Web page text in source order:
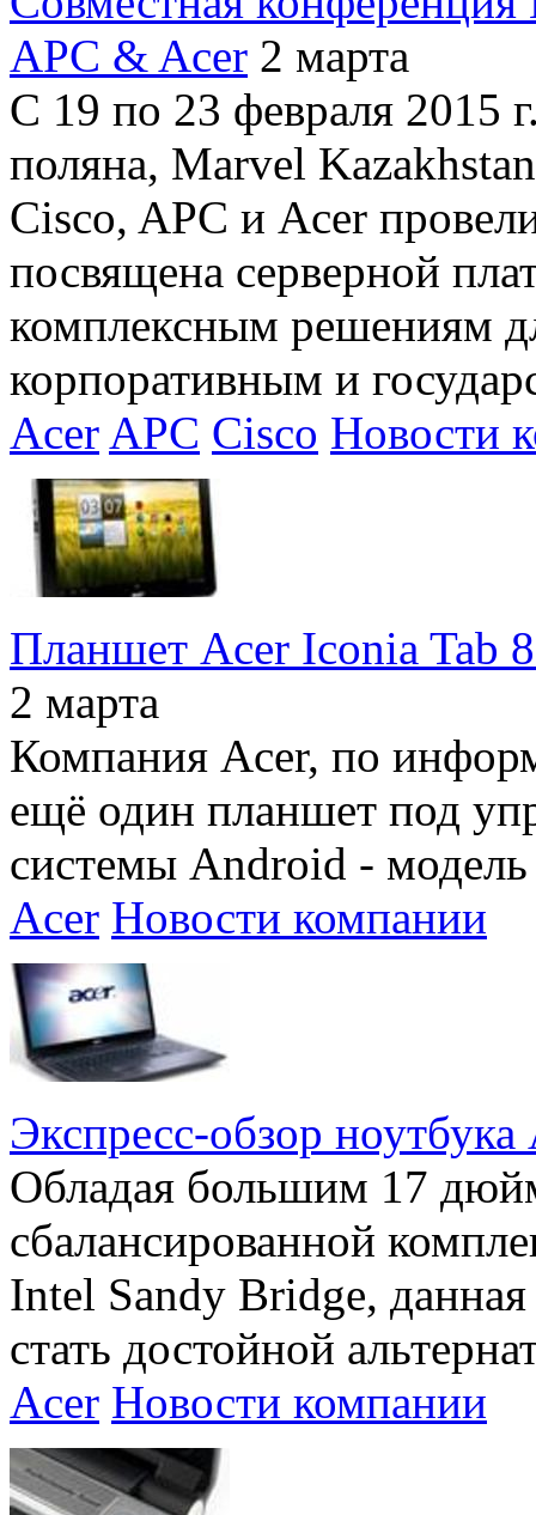
APC & Acer 2 марта
С 19 по 23 февраля 2015
поляна, Marvel
Cisco, APC и Acer
посвящена серверной
комплексным решениям
корпоративным и
Acer APC Cisco Новости
Планшет Acer Iconia Tab
2 марта
Компания Acer, по
ещё один планшет под
системы Android -
Acer Новости компании
Экспресс-обзор
Обладая большим 17
сбалансированной
Intel Sandy Bridge,
стать достойной
Acer Новости компании